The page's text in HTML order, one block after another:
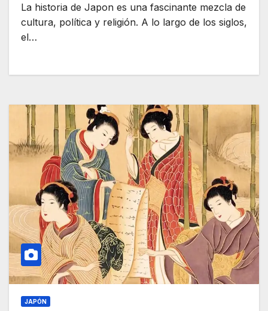
La historia de Japon es una fascinante mezcla de
cultura, política y religión. A lo largo de los siglos,
el…
JAPÓN